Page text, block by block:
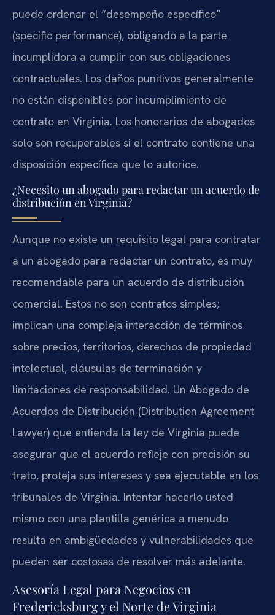
puede ordenar el “desempeño específico”
(specific performance), obligando a la parte
incumplidora a cumplir con sus obligaciones
contractuales. Los daños punitivos generalmente
no están disponibles por incumplimiento de
contrato en Virginia. Los honorarios de abogados
solo son recuperables si el contrato contiene una
disposición específica que lo autorice.
¿Necesito un abogado para redactar un acuerdo de
distribución en Virginia?
Aunque no existe un requisito legal para contratar
a un abogado para redactar un contrato, es muy
recomendable para un acuerdo de distribución
comercial. Estos no son contratos simples;
implican una compleja interacción de términos
sobre precios, territorios, derechos de propiedad
intelectual, cláusulas de terminación y
limitaciones de responsabilidad. Un Abogado de
Acuerdos de Distribución (Distribution Agreement
Lawyer) que entienda la ley de Virginia puede
asegurar que el acuerdo refleje con precisión su
trato, proteja sus intereses y sea ejecutable en los
tribunales de Virginia. Intentar hacerlo usted
mismo con una plantilla genérica a menudo
resulta en ambigüedades y vulnerabilidades que
pueden ser costosas de resolver más adelante.
Asesoría Legal para Negocios en
Fredericksburg y el Norte de Virginia